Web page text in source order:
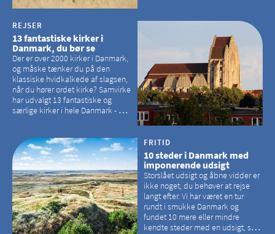
REJSER
13 fantastiske kirker i
Danmark, du bør se
Der er over 2000 kirker i Danmark,
og måske tænker du på den
klassiske hvidkalkede af slagsen,
når du hører ordet kirke? Samvirke
har udvalgt 13 fantastiske og
særlige kirker i hele Danmark - og
hvilke kirker, der er en omvej værd
FRITID
10 steder i Danmark med
imponerende udsigt
Storslået udsigt og åbne vidder er
ikke noget, du behøver at rejse
langt efter. Vi har været en tur
rundt i smukke Danmark og
fundet 10 mere eller mindre
kendte steder med en udsigt, som